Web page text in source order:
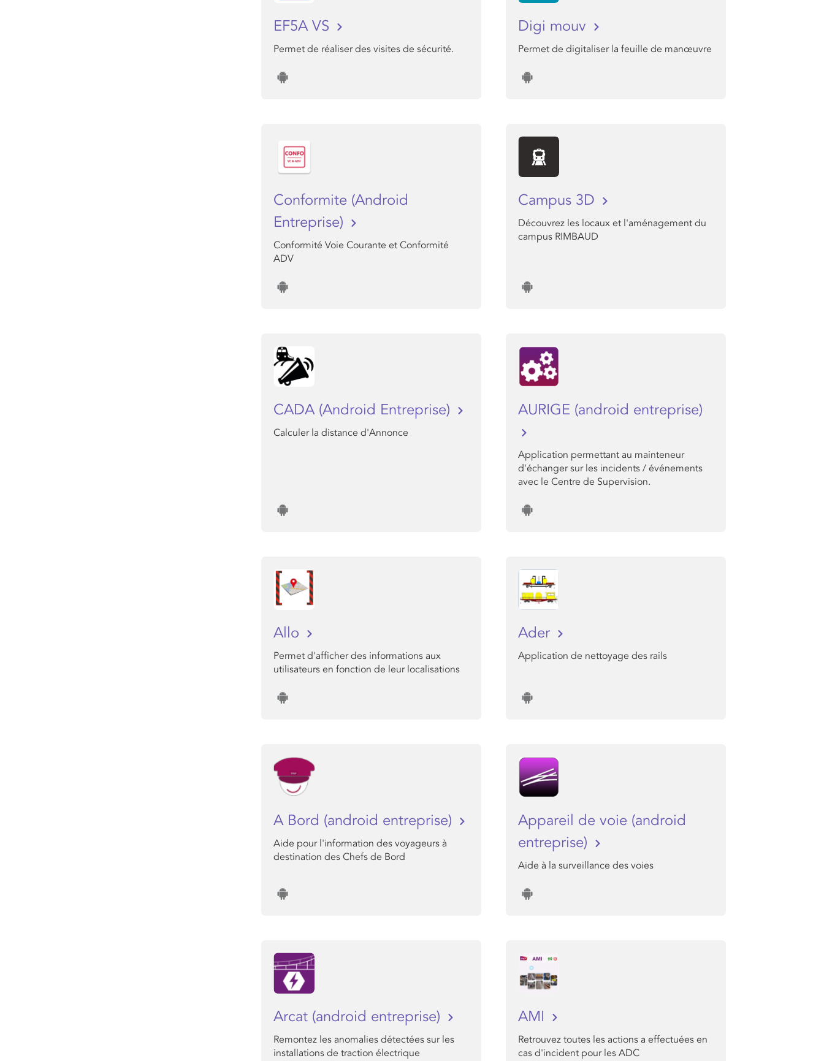
EF5A VS
Permet de réaliser des visites de sécurité.
Digi mouv
Permet de digitaliser la feuille de manœuvre
Conformite (Android
Entreprise)
Conformité Voie Courante et Conformité
ADV
Campus 3D
Découvrez les locaux et l'aménagement du
campus RIMBAUD
CADA (Android Entreprise)
Calculer la distance d'Annonce
AURIGE (android entreprise)
Application permettant au mainteneur
d'échanger sur les incidents / événements
avec le Centre de Supervision.
Allo
Permet d'afficher des informations aux
utilisateurs en fonction de leur localisations
Ader
Application de nettoyage des rails
A Bord (android entreprise)
Aide pour l'information des voyageurs à
destination des Chefs de Bord
Appareil de voie (android
entreprise)
Aide à la surveillance des voies
Arcat (android entreprise)
Remontez les anomalies détectées sur les
installations de traction électrique
AMI
Retrouvez toutes les actions a effectuées en
cas d'incident pour les ADC